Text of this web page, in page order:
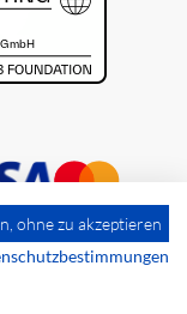
ohne zu akzeptieren